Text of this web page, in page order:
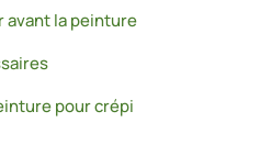
avant la peinture
pour crépi